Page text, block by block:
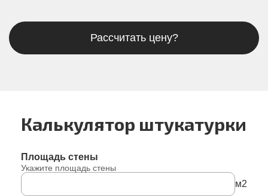
Рассчитать цену?
Калькулятор штукатурки
Площадь стены
Укажите площадь стены
м2